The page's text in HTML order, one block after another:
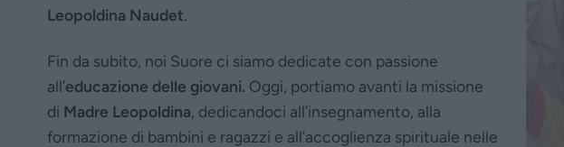
Leopoldina Naudet.
Fin da subito, noi Suore ci siamo dedicate con passione
all’educazione delle giovani. Oggi, portiamo avanti la missione
di Madre Leopoldina, dedicandoci all’insegnamento, alla
formazione di bambini e ragazzi e all’accoglienza spirituale nelle